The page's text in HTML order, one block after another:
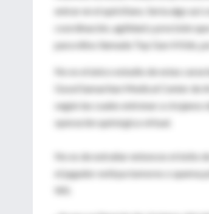
entrar en el quirófano. Sería algo así
coordinación, agilidad y precisión
para niños llamada Top Gun 4 Kids,
No es el único estudio de estas
Good Samaritan Medical Center de
según las cuales entrenar a
operación quirúrgica virtual.
No es de extrañar entonces el éxito
el jugador extirpa tumores o quema
Wii.